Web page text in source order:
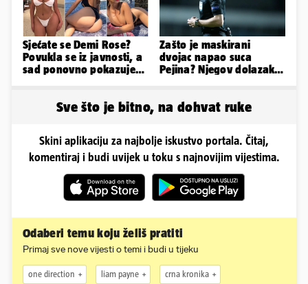
Sjećate se Demi Rose?
Povukla se iz javnosti, a
sad ponovno pokazuje
Zašto je maskirani
dvojac napao suca
Pejina? Njegov dolazak u
Sve što je bitno, na dohvat ruke
Skini aplikaciju za najbolje iskustvo portala. Čitaj,
komentiraj i budi uvijek u toku s najnovijim vijestima.
Odaberi temu koju želiš pratiti
Primaj sve nove vijesti o temi i budi u tijeku
one direction liam payne crna kronika